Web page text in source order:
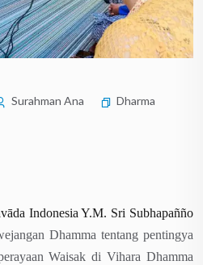
Surahman Ana
Dharma
Indonesia Y.M. Sri Subhapañño
Dhamma tentang pentingya
Waisak di Vihara Dhamma